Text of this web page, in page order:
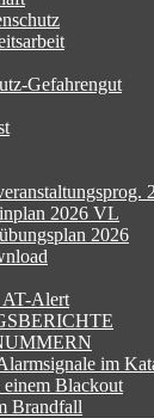
Gefahrengut
2026 VL
2026
AT-Alert
im
einem Blackout
Brandfall